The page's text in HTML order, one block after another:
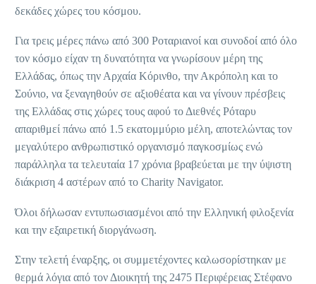
δεκάδες χώρες του κόσμου.
Για τρεις μέρες πάνω από 300 Ροταριανοί και συνοδοί από όλο
τον κόσμο είχαν τη δυνατότητα να γνωρίσουν μέρη της
Ελλάδας, όπως την Αρχαία Κόρινθο, την Ακρόπολη και το
Σούνιο, να ξεναγηθούν σε αξιοθέατα και να γίνουν πρέσβεις
της Ελλάδας στις χώρες τους αφού το Διεθνές Ρόταρυ
απαριθμεί πάνω από 1.5 εκατομμύριο μέλη, αποτελώντας τον
μεγαλύτερο ανθρωπιστικό οργανισμό παγκοσμίως ενώ
παράλληλα τα τελευταία 17 χρόνια βραβεύεται με την ύψιστη
διάκριση 4 αστέρων από το Charity Navigator.
Όλοι δήλωσαν εντυπωσιασμένοι από την Ελληνική φιλοξενία
και την εξαιρετική διοργάνωση.
Στην τελετή έναρξης, οι συμμετέχοντες καλωσορίστηκαν με
θερμά λόγια από τον Διοικητή της 2475 Περιφέρειας Στέφανο